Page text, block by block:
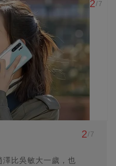
2/7
比吳敏大一歲，也
2/7